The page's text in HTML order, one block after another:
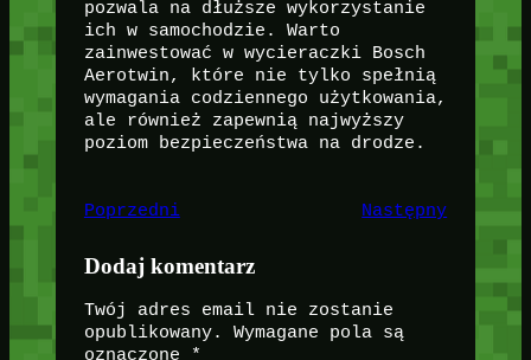
pozwala na dłuższe wykorzystanie
ich w samochodzie. Warto
zainwestować w wycieraczki Bosch
Aerotwin, które nie tylko spełnią
wymagania codziennego użytkowania,
ale również zapewnią najwyższy
poziom bezpieczeństwa na drodze.
Poprzedni Następny
Dodaj komentarz
Twój adres email nie zostanie
opublikowany.
Wymagane pola są
oznaczone
*